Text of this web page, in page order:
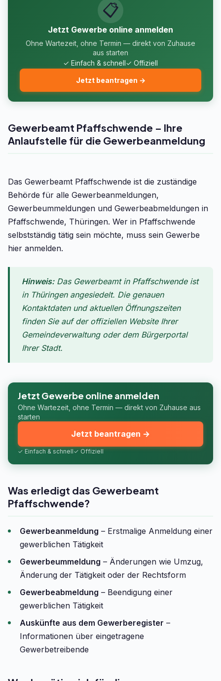
📋
Jetzt Gewerbe online anmelden
Ohne Wartezeit, ohne Termin — direkt von Zuhause
aus starten
✓ Einfach & schnell✓ Offiziell
Jetzt beantragen →
Gewerbeamt Pfaffschwende – Ihre
Anlaufstelle für die Gewerbeanmeldung
Das Gewerbeamt Pfaffschwende ist die zuständige
Behörde für alle Gewerbeanmeldungen,
Gewerbeummeldungen und Gewerbeabmeldungen in
Pfaffschwende, Thüringen. Wer in Pfaffschwende
selbstständig tätig sein möchte, muss sein Gewerbe
hier anmelden.
Hinweis:Das Gewerbeamt in Pfaffschwende ist
in Thüringen angesiedelt. Die genauen
Kontaktdaten und aktuellen Öffnungszeiten
finden Sie auf der offiziellen Website Ihrer
Gemeindeverwaltung oder dem Bürgerportal
Ihrer Stadt.
Jetzt Gewerbe online anmelden
Ohne Wartezeit, ohne Termin — direkt von Zuhause aus
starten
✓ Einfach & schnell✓ Offiziell
Jetzt beantragen →
Was erledigt das Gewerbeamt
Pfaffschwende?
Gewerbeanmeldung – Erstmalige Anmeldung einer
gewerblichen Tätigkeit
Gewerbeummeldung – Änderungen wie Umzug,
Änderung der Tätigkeit oder der Rechtsform
Gewerbeabmeldung – Beendigung einer
gewerblichen Tätigkeit
Auskünfte aus dem Gewerberegister –
Informationen über eingetragene
Gewerbetreibende